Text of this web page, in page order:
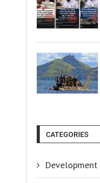
CATEGORIES
Development